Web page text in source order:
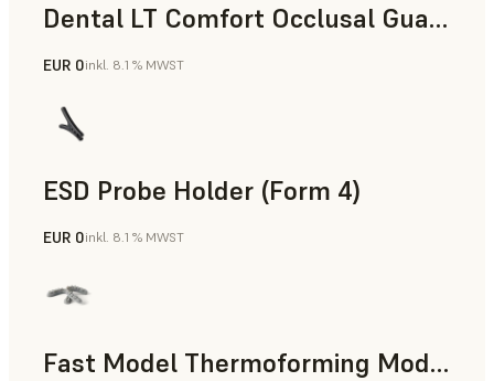
Dental LT Comfort Occlusal Guard (Form 4)
Zahnmedizin
EUR 0inkl. 8.1 % MWST
ESD Probe Holder (Form 4)
Technik
EUR 0inkl. 8.1 % MWST
Fast Model Thermoforming Model